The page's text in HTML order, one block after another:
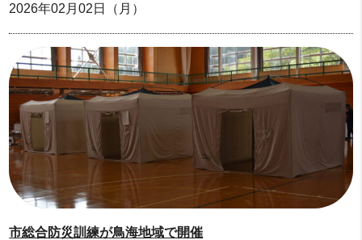
2026年02月02日（月）
市総合防災訓練が鳥海地域で開催